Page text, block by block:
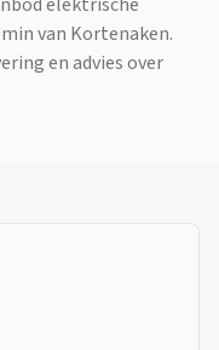
van Kortenaken.
en advies over